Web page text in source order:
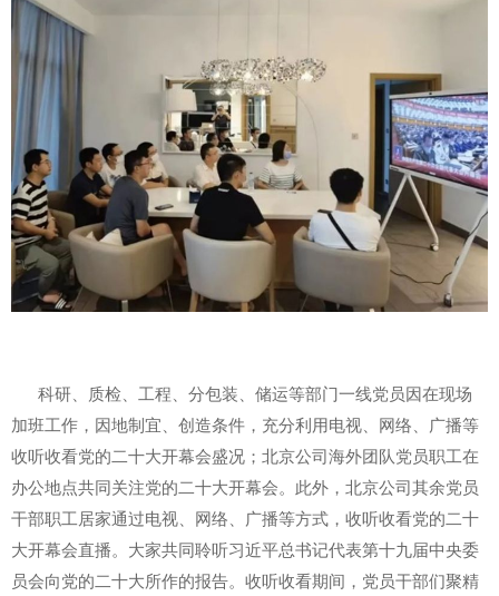
科研、质检、工程、分包装、储运等部门一线党员因在现场
加班工作，因地制宜、创造条件，充分利用电视、网络、广播等
收听收看党的二十大开幕会盛况；北京公司海外团队党员职工在
办公地点共同关注党的二十大开幕会。此外，北京公司其余党员
干部职工居家通过电视、网络、广播等方式，收听收看党的二十
大开幕会直播。大家共同聆听习近平总书记代表第十九届中央委
员会向党的二十大所作的报告。收听收看期间，党员干部们聚精